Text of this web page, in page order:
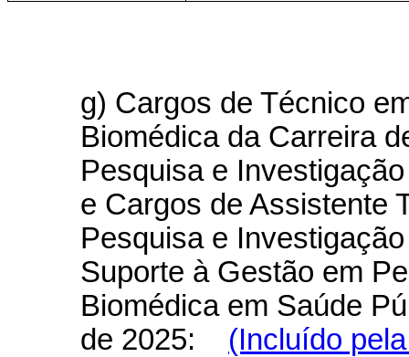
g) Cargos de Técnico
Biomédica da Carreira
Pesquisa e
e Cargos de Assistente
Pesquisa e
Suporte à Gestão em
Biomédica em Saúde
de 2025: (Incluído